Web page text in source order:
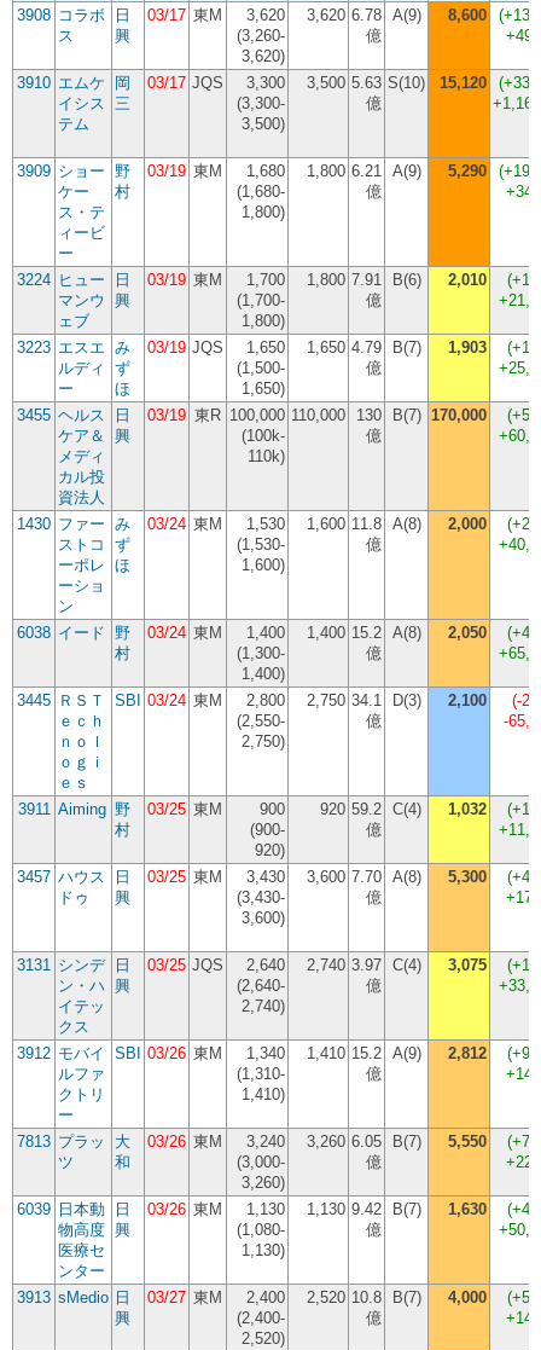
3908 コラボ
ス
日
興
03/17 東M
3,620
(3,260-
3,620)
3,620 6.78
億
A(9) 8,600 (
3910 エムケ
イシス
テム
岡
三
03/17 JQS
3,300
(3,300-
3,500)
3,500 5.63
億
S(10) 15,120 (
3909 ショー
ケー
ス・テ
ィービ
ー
野
村
03/19 東M
1,680
(1,680-
1,800)
1,800 6.21
億
A(9) 5,290 (
3224 ヒュー
マンウ
ェブ
日
興
03/19 東M
1,700
(1,700-
1,800)
1,800 7.91
億
B(6) 2,010 (
3223 エスエ
ルディ
ー
み
ず
ほ
03/19 JQS
1,650
(1,500-
1,650)
1,650 4.79
億
B(7) 1,903 (
3455 ヘルス
ケア＆
メディ
カル投
資法人
日
興
03/19 東R 100,000
(100k-
110k)
110,000
130
億
B(7) 170,000 (
1430 ファー
ストコ
ーポレ
ーショ
ン
み
ず
ほ
03/24 東M
1,530
(1,530-
1,600)
1,600 11.8
億
A(8) 2,000 (
6038 イード 野
村
03/24 東M
1,400
(1,300-
1,400)
1,400 15.2
億
A(8) 2,050 (
3445 ＲＳＴ
ｅｃｈ
ｎｏｌ
ｏｇｉ
ｅｓ
SBI 03/24 東M
2,800
(2,550-
2,750)
2,750 34.1
億
D(3) 2,100 (-
-
3911 Aiming 野
村
03/25 東M
900
(900-
920)
920 59.2
億
C(4) 1,032 (
3457 ハウス
ドゥ
日
興
03/25 東M
3,430
(3,430-
3,600)
3,600 7.70
億
A(8) 5,300 (
3131 シンデ
ン・ハ
イテッ
クス
日
興
03/25 JQS
2,640
(2,640-
2,740)
2,740 3.97
億
C(4) 3,075 (
3912 モバイ
ルファ
クトリ
ー
SBI 03/26 東M
1,340
(1,310-
1,410)
1,410 15.2
億
A(9) 2,812 (
7813 プラッ
ツ
大
和
03/26 東M
3,240
(3,000-
3,260)
3,260 6.05
億
B(7) 5,550 (
6039 日本動
物高度
医療セ
ンター
日
興
03/26 東M
1,130
(1,080-
1,130)
1,130 9.42
億
B(7) 1,630 (
3913 sMedio 日
興
03/27 東M
2,400
(2,400-
2,520)
2,520 10.8
億
B(7) 4,000 (